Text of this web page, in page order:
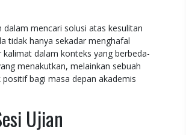
mencari solusi atas kesulitan
tidak hanya sekadar menghafal
dalam konteks yang berbeda-
menakutkan, melainkan sebuah
bagi masa depan akademis
Ujian